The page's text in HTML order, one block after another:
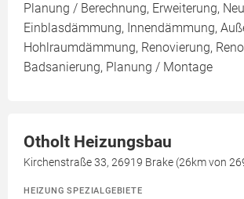
Planung / Berechnung, Erweiterung,
Einblasdämmung, Innendämmung,
Hohlraumdämmung, Renovierung,
Badsanierung, Planung / Montage
Otholt Heizungsbau
Kirchenstraße 33, 26919 Brake (26km von
HEIZUNG SPEZIALGEBIETE